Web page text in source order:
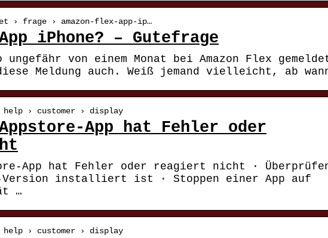
› frage › amazon-flex-app-ip…
iPhone? – Gutefrage
von einem Monat bei Amazon Flex
Meldung auch. Weiß jemand vielleicht, ab
help › customer › display
Appstore-App hat Fehler oder
App hat Fehler oder reagiert nicht ·
Version installiert ist · Stoppen einer App auf
…
help › customer › display